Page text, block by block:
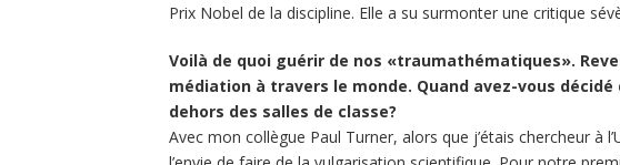
Prix Nobel de la discipline. Elle a su surmonter une critique
Voilà de quoi guérir de nos «traumathématiques».
médiation à travers le monde. Quand avez-vous
dehors des salles de classe?
Avec mon collègue Paul Turner, alors que j’étais chercheur à